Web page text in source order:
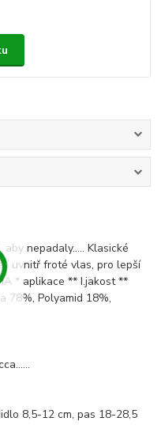
nepadaly..... Klasické
uvnitř froté vlas, pro lepší
* aplikace ** I.jakost **
78%, Polyamid 18%,
8,5-12 cm, pas 18-28,5